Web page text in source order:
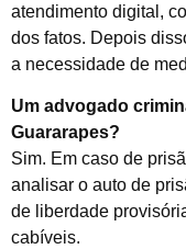
atendimento digital,
dos fatos. Depois
a necessidade de
Um advogado
Guararapes?
Sim. Em caso de
analisar o auto de
de liberdade
cabíveis.